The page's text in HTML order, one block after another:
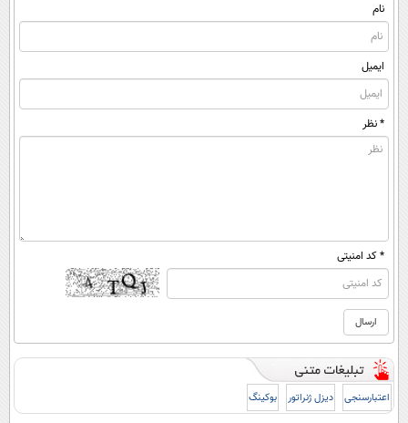
نام
ایمیل
* نظر
* کد امنیتی
اعتبارسنجی دیزل ژنراتور بوکینگ